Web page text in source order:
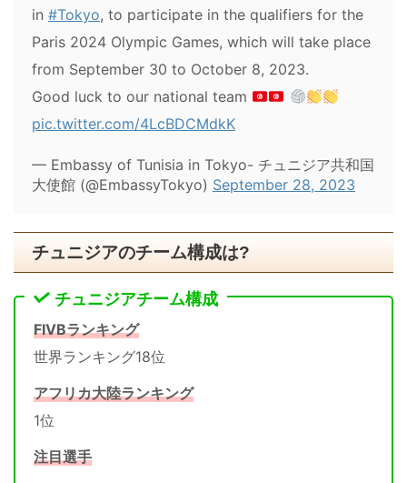
in #Tokyo, to participate in the qualifiers for the
Paris 2024 Olympic Games, which will take place
from September 30 to October 8, 2023.
Good luck to our national team
pic.twitter.com/4LcBDCMdkK
— Embassy of Tunisia in Tokyo- チュニジア共和国
大使館 (@EmbassyTokyo) September 28, 2023
チュニジアのチーム構成は?
チュニジアチーム構成
FIVBランキング
世界ランキング18位
アフリカ大陸ランキング
1位
注目選手